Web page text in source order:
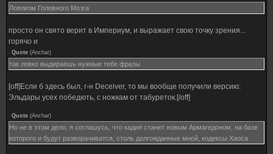
Лоялизм Головного Мозга
просто он свято верит в Империум, и выражает свою точку зрения...
горячо и
Quote (Anchar)
так ловко выдираешь нужные тебе фразы
[off]Если б здесь был, г-н Deceiver, то мы вообще получили версию:
Эльдары усех победють, с ножкам от табуреток.[/off]
Quote (Anchar)
Но не в этом дело, я соглашусь, что кадия станет новым Армагедоном, на базе
которого и будут разворачиватся, столь долгожданные мной, кодексы Хаоса